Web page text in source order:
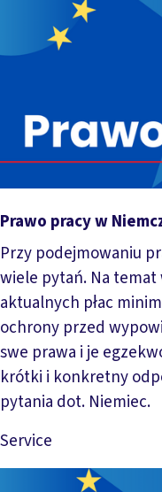
Prawo pracy w
Przy podejmowaniu
wiele pytań. Na
aktualnych płac
ochrony przed
swe prawa i je
krótki i konkretny
pytania dot. Niemiec.
Service
Mehr lesen